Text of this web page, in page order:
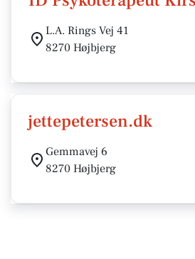
L.A. Rings Vej 41
8270 Højbjerg
jettepetersen.dk
Gemmavej 6
8270 Højbjerg